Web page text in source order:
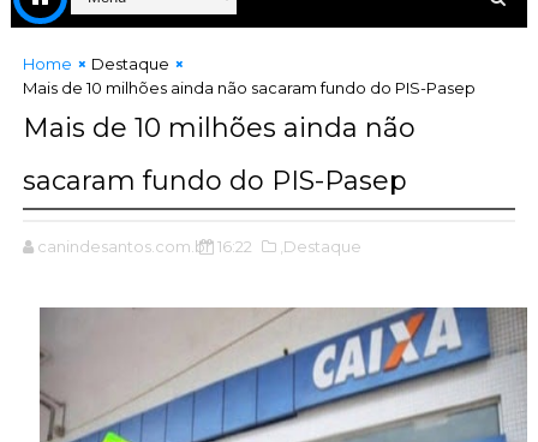
Home
Destaque
Mais de 10 milhões ainda não sacaram fundo do PIS-Pasep
Mais de 10 milhões ainda não
sacaram fundo do PIS-Pasep
canindesantos.com.br 16:22 ,Destaque